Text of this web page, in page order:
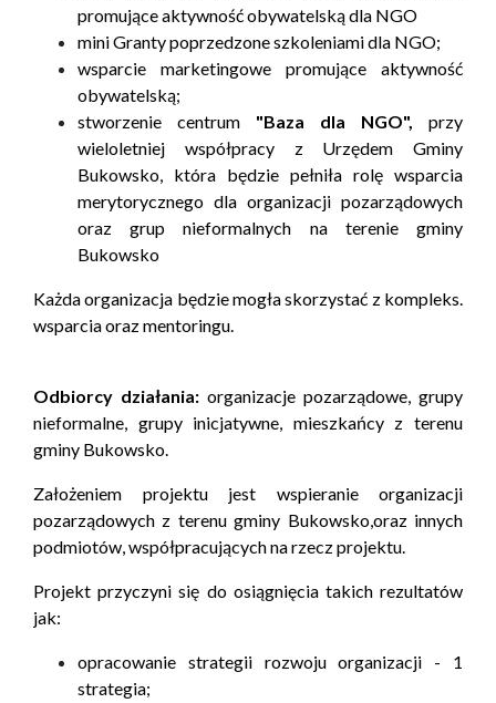
promujące aktywność obywatelską dla NGO
mini Granty poprzedzone szkoleniami dla NGO;
wsparcie marketingowe promujące aktywność
obywatelską;
stworzenie centrum "Baza dla NGO", przy
wieloletniej współpracy z Urzędem Gminy
Bukowsko, która będzie pełniła rolę wsparcia
merytorycznego dla organizacji pozarządowych
oraz grup nieformalnych na terenie gminy
Bukowsko
Każda organizacja będzie mogła skorzystać z kompleks.
wsparcia oraz mentoringu.
Odbiorcy działania: organizacje pozarządowe, grupy
nieformalne, grupy inicjatywne, mieszkańcy z terenu
gminy Bukowsko.
Założeniem projektu jest wspieranie organizacji
pozarządowych z terenu gminy Bukowsko,oraz innych
podmiotów, współpracujących na rzecz projektu.
Projekt przyczyni się do osiągnięcia takich rezultatów
jak:
opracowanie strategii rozwoju organizacji - 1
strategia;